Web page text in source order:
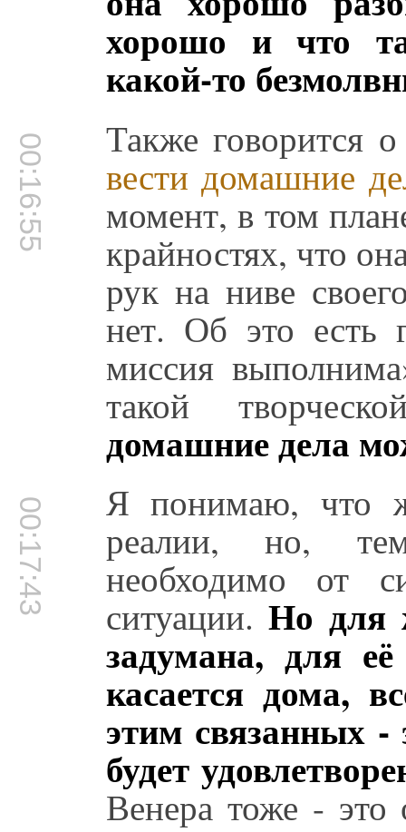
хорошо и что
какой-то
00:16:55 Также говорится
вести домашние
момент, в том
крайностях, что
рук на ниве
нет. Об это есть
миссия
такой
домашние дела
00:17:43 Я понимаю, что
реалии, но,
необходимо от
ситуации.Но для
задумана, для
касается дома,
этим связанных -
будет
Венера тоже - это